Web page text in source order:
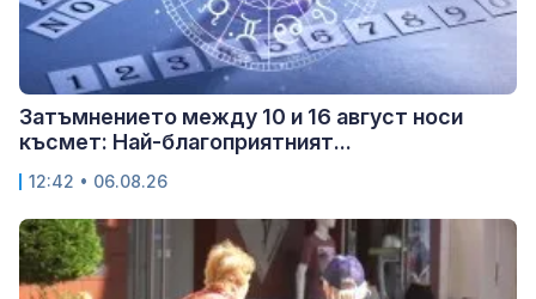
Затъмнението между 10 и 16 август носи
късмет: Най-благоприятният...
12:42 • 06.08.26